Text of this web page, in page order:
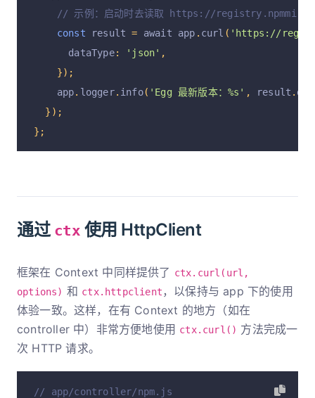
// 示例：启动时去读取 https://
const result = await app . curl ( 'https://
      dataType
: 'json' ,
});
    app
. logger. info( 'Egg 最新版本：%s' , result .
});
};
通过 ctx 使用 HttpClient
框架在 Context 中同样提供了 ctx.curl(url,
options) 和 ctx.httpclient ，以保持与 app 下的使用
体验一致。这样，在有 Context 的地方（如在
controller 中）非常方便地使用 ctx.curl() 方法完成一
次 HTTP 请求。
// app/controller/npm.js